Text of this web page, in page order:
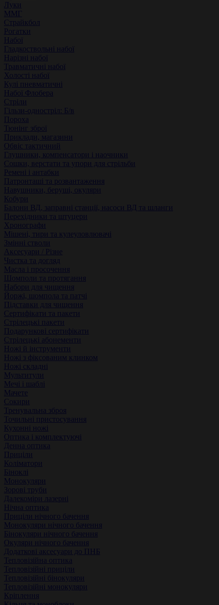
Луки
ММГ
Страйкбол
Рогатки
Набої
Гладкоствольні набої
Нарізні набої
Травматичні набої
Холості набої
Кулі пневматичні
Набої Флобера
Стріли
Гільзи-одностріл: Б/в
Пороха
Тюнінг зброї
Приклади, магазини
Обвіс тактичний
Глушники, компенсатори і наочники
Сошки, верстати та упори для стрільби
Ремені і антабки
Патронташі та розвантаження
Навушники, беруші, окуляри
Кобури
Балони ВД, заправні станції, насоси ВД та шланги
Перехідники та штуцери
Хронографи
Мішені, тири та кулеуловлювачі
Змінні стволи
Аксесуари / Різне
Чистка та догляд
Масла і просочення
Шомполи та протягання
Набори для чищення
Йоржі, шомпола та патчі
Підставки для чищення
Сертифікати та пакети
Стрілецькі пакети
Подарункові сертифікати
Стрілецькі абонементи
Ножі й інструменти
Ножі з фіксованим клинком
Ножі складні
Мультитули
Мечі і шаблі
Мачете
Сокири
Тренувальна зброя
Точильні пристосування
Кухонні ножі
Оптика і комплектуючі
Денна оптика
Приціли
Коліматори
Біноклі
Монокуляри
Зорові труби
Далекоміри лазерні
Нічна оптика
Приціли нічного бачення
Монокуляри нічного бачення
Бінокуляри нічного бачення
Окуляри нічного бачення
Додаткові аксесуари до ПНБ
Тепловізійна оптика
Тепловізійні приціли
Тепловізійні бінокуляри
Тепловізійні монокуляри
Кріплення